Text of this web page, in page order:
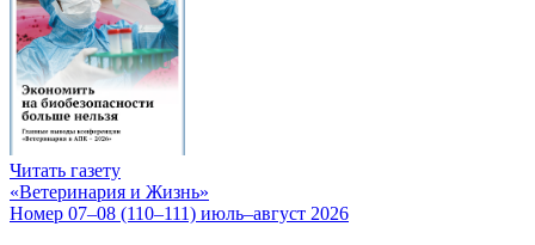
Читать газету
«Ветеринария и Жизнь»
Номер 07–08 (110–111) июль–август 2026